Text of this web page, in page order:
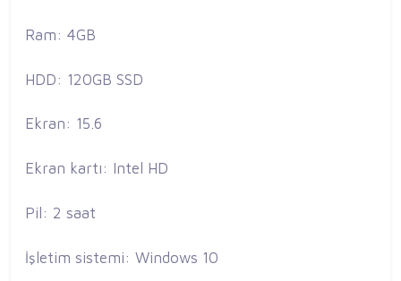
Ram: 4GB
HDD: 120GB SSD
Ekran: 15.6
Ekran kartı: Intel HD
Pil: 2 saat
İşletim sistemi: Windows 10